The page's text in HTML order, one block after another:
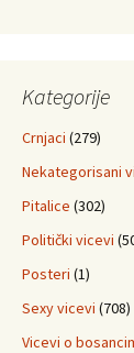
Kategorije
Crnjaci (279)
Nekategorisani
Pitalice (302)
Politički vicevi
Posteri (1)
Sexy vicevi (708)
Vicevi o